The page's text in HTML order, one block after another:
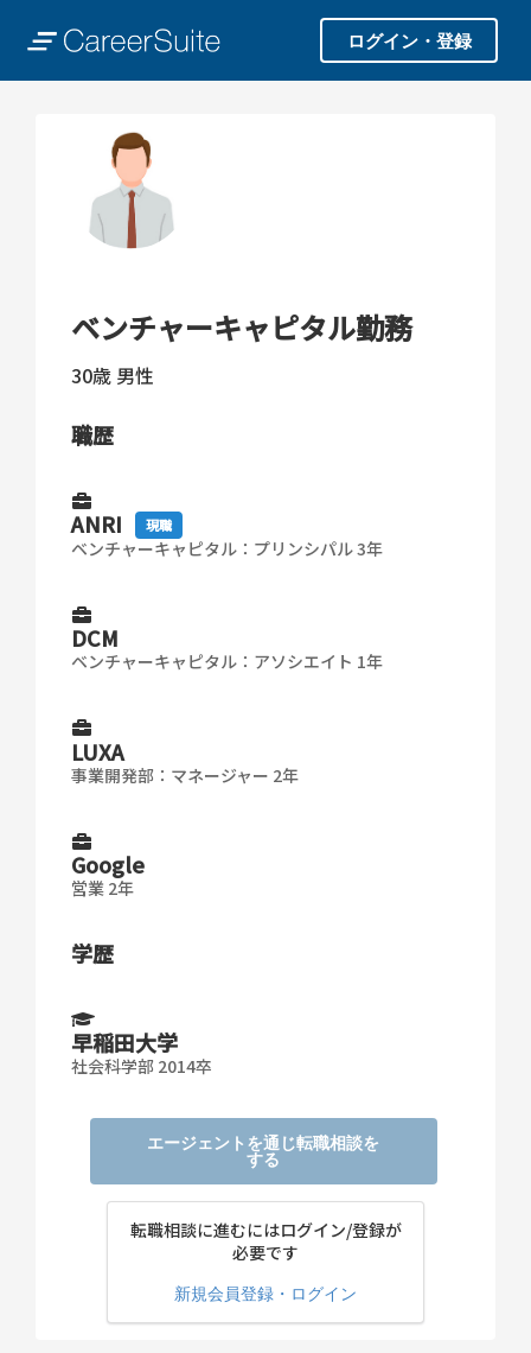
ログイン・登録
ベンチャーキャピタル勤務
30歳 男性
職歴
ANRI 現職
ベンチャーキャピタル：プリンシパル 3年
DCM
ベンチャーキャピタル：アソシエイト 1年
LUXA
事業開発部：マネージャー 2年
Google
営業 2年
学歴
早稲田大学
社会科学部 2014卒
エージェントを通じ転職相談を
する
転職相談に進むにはログイン/登録が
必要です
新規会員登録・ログイン